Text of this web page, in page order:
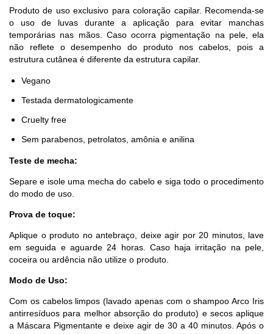
Produto de uso exclusivo para coloração capilar. Recomenda-se
o uso de luvas durante a aplicação para evitar manchas
temporárias nas mãos. Caso ocorra pigmentação na pele, ela
não reflete o desempenho do produto nos cabelos, pois a
estrutura cutânea é diferente da estrutura capilar.
Vegano
Testada dermatologicamente
Cruelty free
Sem parabenos, petrolatos, amônia e anilina
Teste de mecha:
Separe e isole uma mecha do cabelo e siga todo o procedimento
do modo de uso.
Prova de toque:
Aplique o produto no antebraço, deixe agir por 20 minutos, lave
em seguida e aguarde 24 horas. Caso haja irritação na pele,
coceira ou ardência não utilize o produto.
Modo de Uso:
Com os cabelos limpos (lavado apenas com o shampoo Arco Iris
antirresíduos para melhor absorção do produto) e secos aplique
a Máscara Pigmentante e deixe agir de 30 a 40 minutos. Após o